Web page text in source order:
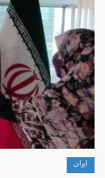
ايران